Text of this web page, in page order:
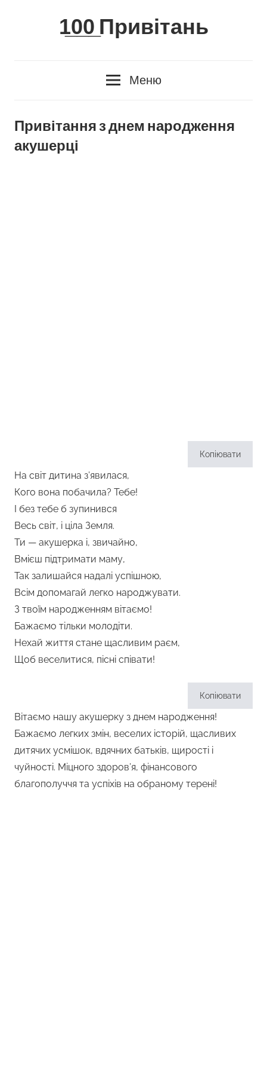
1̲0̲0̲ Привітань
Меню
Привітання з днем народження
акушерці
Копіювати
На світ дитина з’явилася,
Кого вона побачила? Тебе!
І без тебе б зупинився
Весь світ, і ціла Земля.
Ти — акушерка і, звичайно,
Вмієш підтримати маму,
Так залишайся надалі успішною,
Всім допомагай легко народжувати.
З твоїм народженням вітаємо!
Бажаємо тільки молодіти.
Нехай життя стане щасливим раєм,
Щоб веселитися, пісні співати!
Копіювати
Вітаємо нашу акушерку з днем народження!
Бажаємо легких змін, веселих історій, щасливих
дитячих усмішок, вдячних батьків, щирості і
чуйності. Міцного здоров’я, фінансового
благополуччя та успіхів на обраному терені!